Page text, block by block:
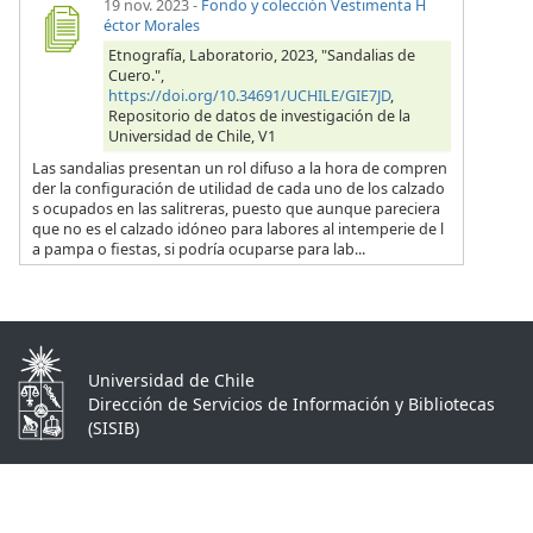
19 nov. 2023- Fondo y colección Vestimenta H
éctor Morales
Etnografía, Laboratorio, 2023, "Sandalias de
Cuero.",
https://doi.org/10.34691/UCHILE/GIE7JD,
Repositorio de datos de investigación de la
Universidad de Chile, V1
Las sandalias presentan un rol difuso a la hora de compren
der la configuración de utilidad de cada uno de los calzado
s ocupados en las salitreras, puesto que aunque pareciera
que no es el calzado idóneo para labores al intemperie de l
a pampa o fiestas, si podría ocuparse para lab...
Universidad de Chile
Dirección de Servicios de Información y Bibliotecas
(SISIB)